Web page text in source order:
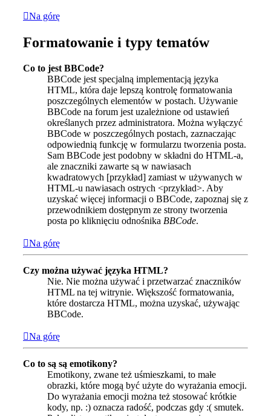
Na górę
Formatowanie i typy tematów
Co to jest BBCode?
BBCode jest specjalną implementacją języka
HTML, która daje lepszą kontrolę formatowania
poszczególnych elementów w postach. Używanie
BBCode na forum jest uzależnione od ustawień
określanych przez administratora. Można wyłączyć
BBCode w poszczególnych postach, zaznaczając
odpowiednią funkcję w formularzu tworzenia posta.
Sam BBCode jest podobny w składni do HTML-a,
ale znaczniki zawarte są w nawiasach
kwadratowych [przykład] zamiast w używanych w
HTML-u nawiasach ostrych <przykład>. Aby
uzyskać więcej informacji o BBCode, zapoznaj się z
przewodnikiem dostępnym ze strony tworzenia
posta po kliknięciu odnośnika BBCode.
Na górę
Czy można używać języka HTML?
Nie. Nie można używać i przetwarzać znaczników
HTML na tej witrynie. Większość formatowania,
które dostarcza HTML, można uzyskać, używając
BBCode.
Na górę
Co to są są emotikony?
Emotikony, zwane też uśmieszkami, to małe
obrazki, które mogą być użyte do wyrażania emocji.
Do wyrażania emocji można też stosować krótkie
kody, np. :) oznacza radość, podczas gdy :( smutek.